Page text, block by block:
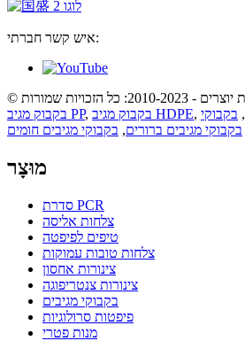
איש קשר חברתי:
בקבוק מגיב PP, בקבוק מגיב HDPE, , בקבוקי
בקבוקי מגיבים ברורים, בקבוקי מגיבים חומים
מוּצָר
סדרת PCR
צלחות אליסה
טיפים לפיפטה
צלחות טובות עמוקות
צינורות אחסון
צינורות צנטריפוגה
בקבוקי מגיבים
פיפטות סרולוגיות
מנות פטרי